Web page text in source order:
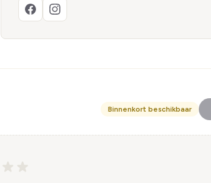
Binnenkort beschikbaar